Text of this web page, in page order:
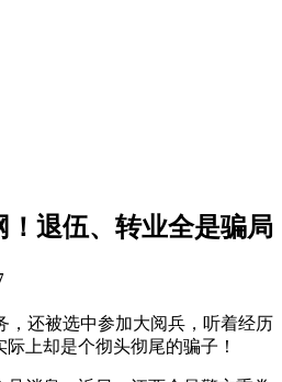
！退伍、转业全是骗局
还被选中参加大阅兵，听着经历
上却是个彻头彻尾的骗子！